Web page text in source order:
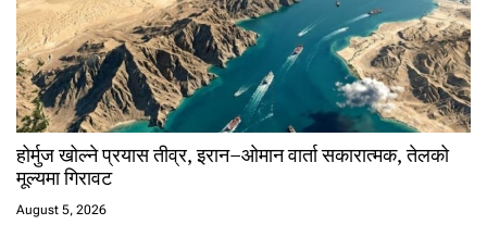
होर्मुज खोल्ने प्रयास तीव्र, इरान–ओमान वार्ता सकारात्मक, तेलको
मूल्यमा गिरावट
August 5, 2026